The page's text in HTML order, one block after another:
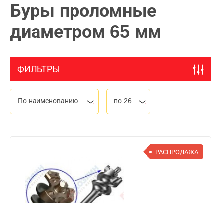
Буры проломные
диаметром 65 мм
ФИЛЬТРЫ
По наименованию по 26
РАСПРОДАЖА